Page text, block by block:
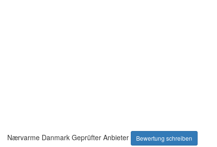
Nærvarme Danmark Geprüfter Anbieter Bewertung schreiben